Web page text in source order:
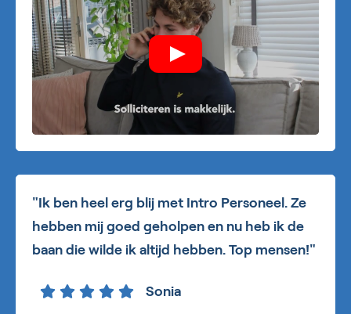
"Ik ben heel erg blij met Intro Personeel. Ze
hebben mij goed geholpen en nu heb ik de
baan die wilde ik altijd hebben. Top mensen!"
Sonia